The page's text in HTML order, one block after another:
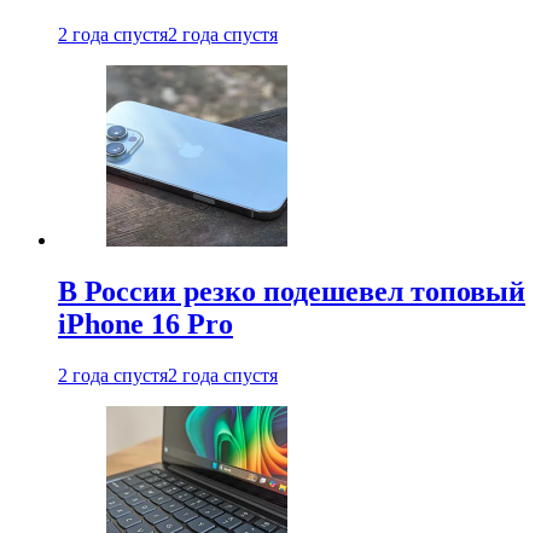
2 года спустя2 года спустя
В России резко подешевел топовый
iPhone 16 Pro
2 года спустя2 года спустя